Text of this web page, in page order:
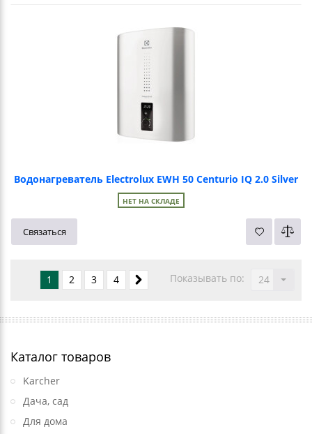
Водонагреватель Electrolux EWH 50 Centurio IQ 2.0 Silver
НЕТ НА СКЛАДЕ
Связаться
Показывать по: 24
1 2 3 4
Каталог товаров
Karcher
Дача, сад
Для дома